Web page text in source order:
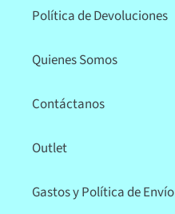
Política de Devoluciones
Quienes Somos
Contáctanos
Outlet
Gastos y Política de Envío